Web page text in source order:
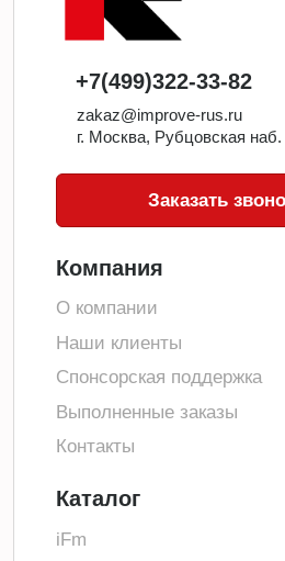
+7(499)322-33-82
zakaz@improve-rus.ru
г. Москва, Рубцовская наб.
Заказать
Компания
О компании
Наши клиенты
Спонсорская поддержка
Выполненные заказы
Контакты
Каталог
iFm